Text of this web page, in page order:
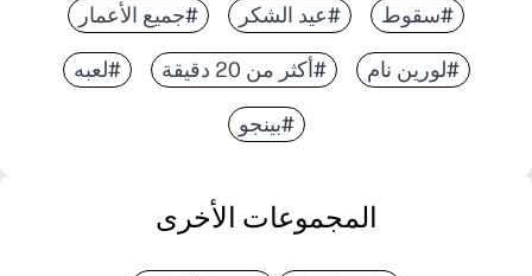
#سقوط #عيد الشكر #جميع الأعمار
#لورين نام #أكثر من 20 دقيقة #لعبه
#بينجو
المجموعات الأخرى